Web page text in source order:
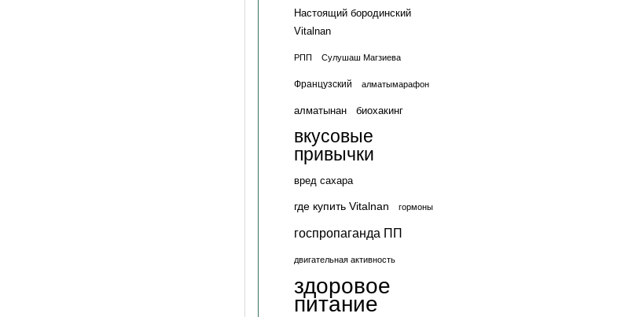
Настоящий бородинский
Vitalnan
РПП Сулушаш Магзиева
Французский алматымарафон
алматынан биохакинг
вкусовые
привычки
вред сахара
где купить Vitalnan гормоны
госпропаганда ПП
двигательная активность
здоровое
питание